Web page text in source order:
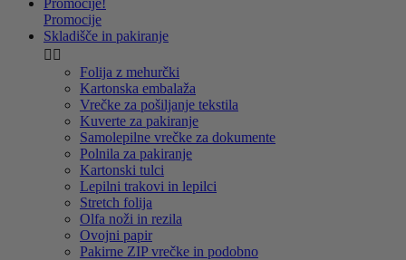
Promocije
Skladišče in pakiranje
 
Folija z mehurčki
Kartonska embalaža
Vrečke za pošiljanje tekstila
Kuverte za pakiranje
Samolepilne vrečke za dokumente
Polnila za pakiranje
Kartonski tulci
Lepilni trakovi in lepilci
Stretch folija
Olfa noži in rezila
Ovojni papir
Pakirne ZIP vrečke in podobno